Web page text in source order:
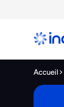
Accueil